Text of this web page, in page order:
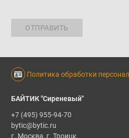
ОТПРАВИТЬ
Политика обработки
БАЙТИК "Сиреневый"
+7 (495) 955-94-70
bytic@bytic.ru
г. Москва, г. Троицк,